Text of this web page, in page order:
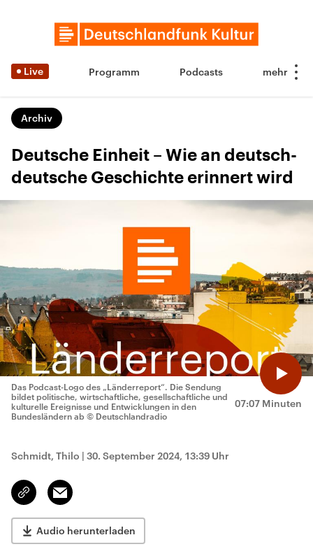
Live Programm Podcasts
Archiv
Deutsche Einheit – Wie an deutsch-
deutsche Geschichte erinnert wird
07:07 Minuten
Das Podcast-Logo des „Länderreport“. Die Sendung
bildet politische, wirtschaftliche, gesellschaftliche und
kulturelle Ereignisse und Entwicklungen in den
Bundesländern ab © Deutschlandradio
Schmidt, Thilo | 30. September 2024, 13:39 Uhr
Link
kopieren/teilen
Email
Audio herunterladen